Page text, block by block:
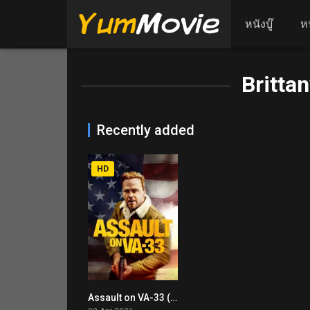
หนังบู๊ ห
Recently added
4.3
HD
Assault on VA-33 (2021)